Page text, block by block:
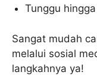
Tunggu
Sangat mudah
melalui sosial
langkahnya ya!